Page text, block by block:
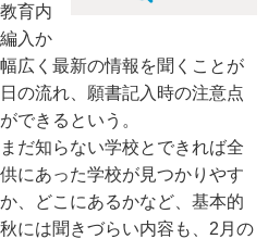
育内
入か
広く最新の情報を聞くことが
の流れ、願書記入時の注意点
できるという。
だ知らない学校とできれば全
にあった学校が見つかりやす
、どこにあるかなど、基本的
には聞きづらい内容も、2月の